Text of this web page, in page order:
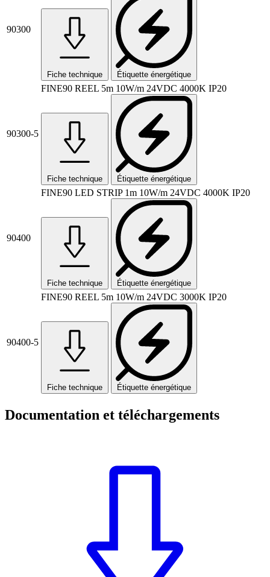
90300
Fiche technique Étiquette énergétique
90300-5
FINE90 REEL 5m 10W/m 24VDC 4000K IP20
Fiche technique Étiquette énergétique
90400
FINE90 LED STRIP 1m 10W/m 24VDC 4000K IP20
Fiche technique Étiquette énergétique
90400-5
FINE90 REEL 5m 10W/m 24VDC 3000K IP20
Fiche technique Étiquette énergétique
Documentation et téléchargements